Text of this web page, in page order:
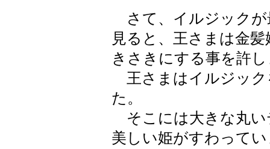
さて、イルジックが
見ると、王さまは金
きさきにする事を許
王さまはイルジック
た。
そこには大きな丸い
美しい姫がすわって